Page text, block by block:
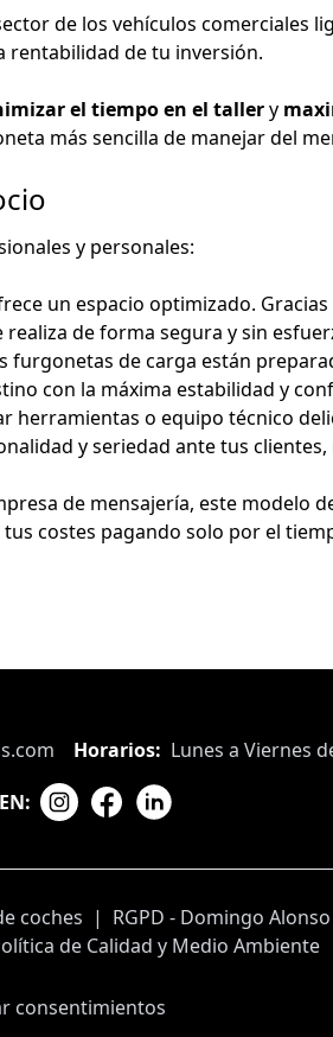
de los vehículos comerciales
rentabilidad de tu inversión.
el tiempo en el tallery
más sencilla de manejar del
y personales:
un espacio optimizado.
de forma segura y sin
de carga están
con la máxima estabilidad y
o equipo técnico
y seriedad ante tus
de mensajería, este modelo
costes pagando solo por el
Horarios: Lunes a Viernes
coches | RGPD - Domingo
de Calidad y Medio Ambiente
consentimientos